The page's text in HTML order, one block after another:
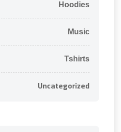
Hoodies
Music
Tshirts
Uncategorized